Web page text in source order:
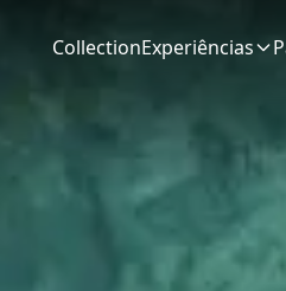
CollectionExperiências